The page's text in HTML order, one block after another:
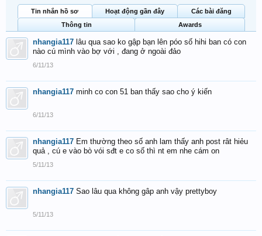
Tin nhắn hồ sơ Hoạt động gần đây
Các bài đăng
Thông tin
Awards
nhangia117 lâu qua sao ko gập bạn lên póo số hihi ban có con
nào cú mình vào bợ với , đang ở ngoài đảo
6/11/13
nhangia117 minh co con 51 ban thấy sao cho ý kiến
6/11/13
nhangia117 Em thường theo số anh lam thấy anh post rât hiẻu
quả , cú e vào bò vói sđt e co số thì nt em nhe cám on
5/11/13
nhangia117 Sao lâu qua không gâp anh vậy prettyboy
5/11/13